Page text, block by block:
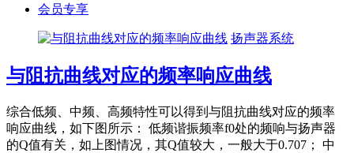
会员专享
扬声器系统
与阻抗曲线对应的频率响应曲线
综合低频、中频、高频特性可以得到与阻抗曲线对应的频率
响应曲线，如下图所示： 低频谐振频率f0处的频响与扬声器
的Q值有关，如上图情况，其Q值较大，一般大于0.707； 中